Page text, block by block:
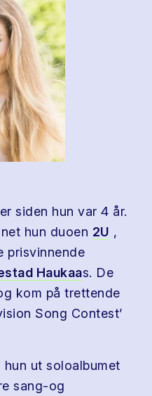
siden hun var 4 år.
hun duoen 2U ,
prisvinnende
Haukaas. De
kom på trettende
Song Contest’
ut soloalbumet
sang-og